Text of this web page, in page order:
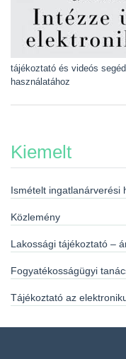
tájékoztató és videós
használatához
Kiemelt
Ismételt ingatlanárverési
Közlemény
Lakossági tájékoztató –
Fogyatékosságügyi
Tájékoztató az